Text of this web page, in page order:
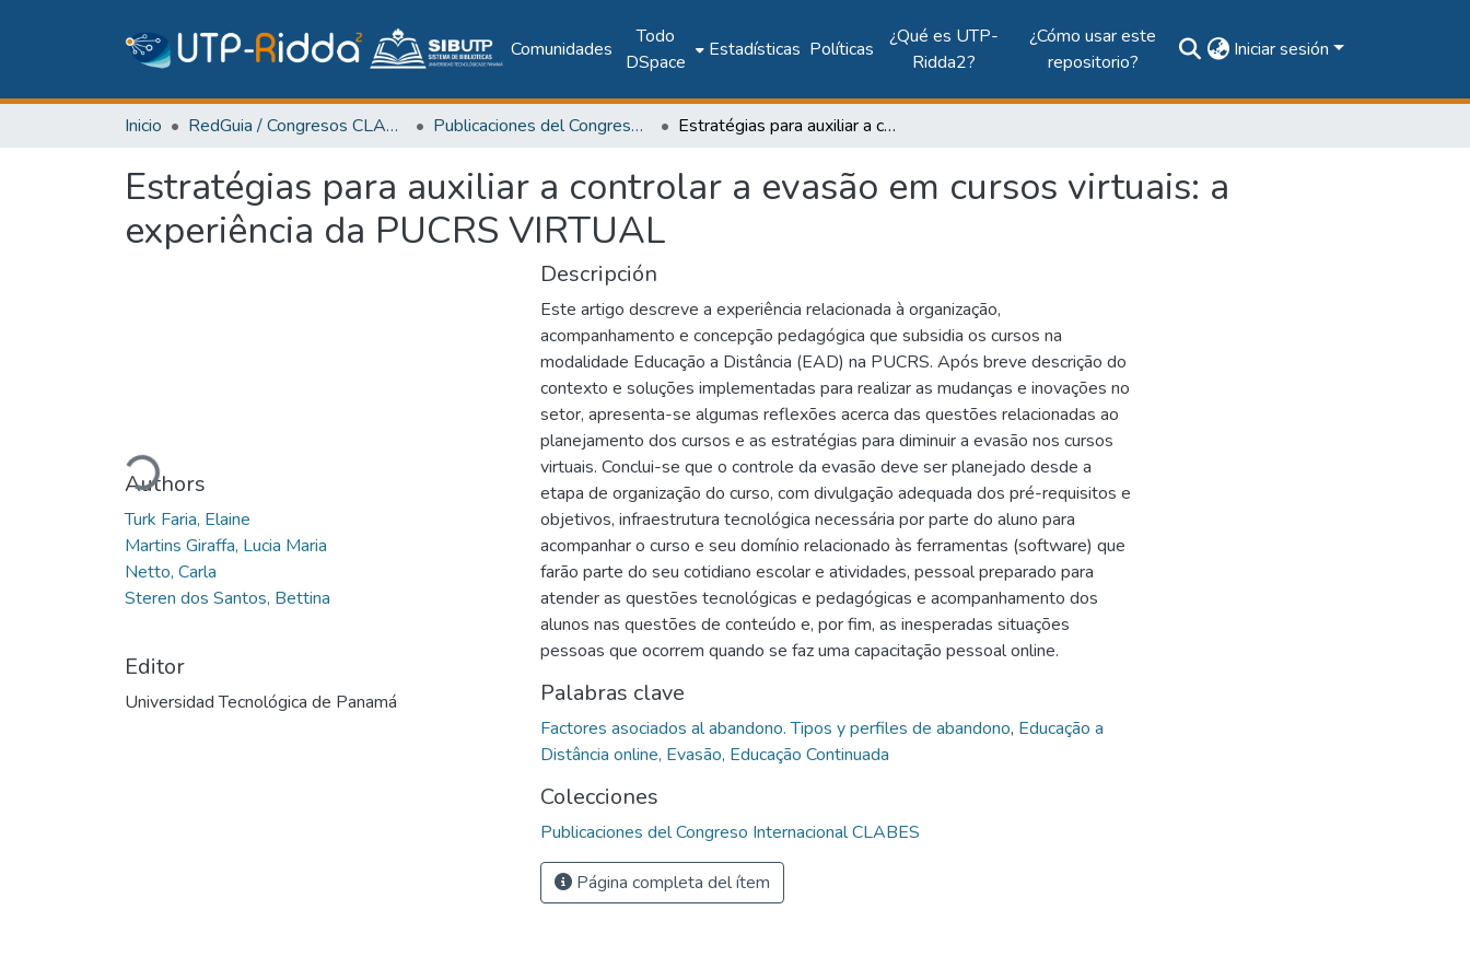
Comunidades
Todo
DSpace
Estadísticas Políticas
¿Qué es UTP-
Ridda2?
¿Cómo usar este
repositorio?
Iniciar sesión
Inicio RedGuia / Congresos CLABES Publicaciones del Congreso Internacional CLABES Estratégias para auxiliar a controlar a evasão em cursos virtuais: a experiência da PUCRS VIRTUAL
Estratégias para auxiliar a controlar a evasão em cursos virtuais: a
experiência da PUCRS VIRTUAL
Cargando...
Authors
Turk Faria, Elaine
Martins Giraffa, Lucia Maria
Netto, Carla
Steren dos Santos, Bettina
Editor
Universidad Tecnológica de Panamá
Descripción
Este artigo descreve a experiência relacionada à organização,
acompanhamento e concepção pedagógica que subsidia os cursos na
modalidade Educação a Distância (EAD) na PUCRS. Após breve descrição do
contexto e soluções implementadas para realizar as mudanças e inovações no
setor, apresenta-se algumas reflexões acerca das questões relacionadas ao
planejamento dos cursos e as estratégias para diminuir a evasão nos cursos
virtuais. Conclui-se que o controle da evasão deve ser planejado desde a
etapa de organização do curso, com divulgação adequada dos pré-requisitos e
objetivos, infraestrutura tecnológica necessária por parte do aluno para
acompanhar o curso e seu domínio relacionado às ferramentas (software) que
farão parte do seu cotidiano escolar e atividades, pessoal preparado para
atender as questões tecnológicas e pedagógicas e acompanhamento dos
alunos nas questões de conteúdo e, por fim, as inesperadas situações
pessoas que ocorrem quando se faz uma capacitação pessoal online.
Palabras clave
Factores asociados al abandono. Tipos y perfiles de abandono, Educação a
Distância online, Evasão, Educação Continuada
Colecciones
Publicaciones del Congreso Internacional CLABES
Página completa del ítem